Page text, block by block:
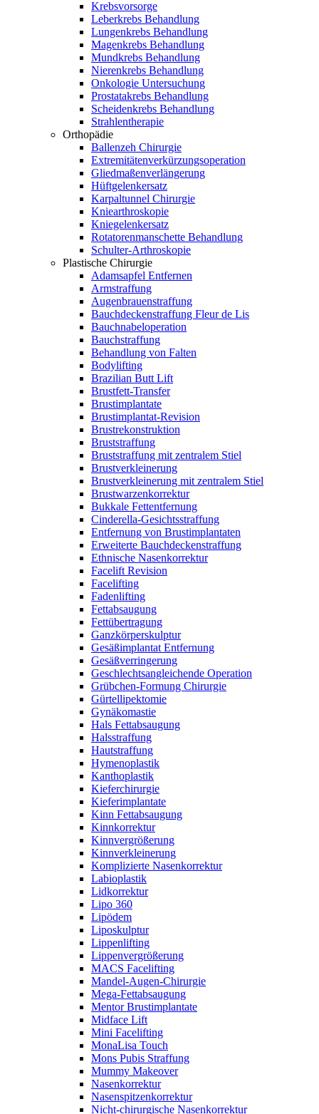
Krebsvorsorge
Leberkrebs Behandlung
Lungenkrebs Behandlung
Magenkrebs Behandlung
Mundkrebs Behandlung
Nierenkrebs Behandlung
Onkologie Untersuchung
Prostatakrebs Behandlung
Scheidenkrebs Behandlung
Strahlentherapie
Orthopädie
Ballenzeh Chirurgie
Extremitätenverkürzungsoperation
Gliedmaßenverlängerung
Hüftgelenkersatz
Karpaltunnel Chirurgie
Kniearthroskopie
Kniegelenkersatz
Rotatorenmanschette Behandlung
Schulter-Arthroskopie
Plastische Chirurgie
Adamsapfel Entfernen
Armstraffung
Augenbrauenstraffung
Bauchdeckenstraffung Fleur de Lis
Bauchnabeloperation
Bauchstraffung
Behandlung von Falten
Bodylifting
Brazilian Butt Lift
Brustfett-Transfer
Brustimplantate
Brustimplantat-Revision
Brustrekonstruktion
Bruststraffung
Bruststraffung mit zentralem Stiel
Brustverkleinerung
Brustverkleinerung mit zentralem Stiel
Brustwarzenkorrektur
Bukkale Fettentfernung
Cinderella-Gesichtsstraffung
Entfernung von Brustimplantaten
Erweiterte Bauchdeckenstraffung
Ethnische Nasenkorrektur
Facelift Revision
Facelifting
Fadenlifting
Fettabsaugung
Fettübertragung
Ganzkörperskulptur
Gesäßimplantat Entfernung
Gesäßverringerung
Geschlechtsangleichende Operation
Grübchen-Formung Chirurgie
Gürtellipektomie
Gynäkomastie
Hals Fettabsaugung
Halsstraffung
Hautstraffung
Hymenoplastik
Kanthoplastik
Kieferchirurgie
Kieferimplantate
Kinn Fettabsaugung
Kinnkorrektur
Kinnvergrößerung
Kinnverkleinerung
Komplizierte Nasenkorrektur
Labioplastik
Lidkorrektur
Lipo 360
Lipödem
Liposkulptur
Lippenlifting
Lippenvergrößerung
MACS Facelifting
Mandel-Augen-Chirurgie
Mega-Fettabsaugung
Mentor Brustimplantate
Midface Lift
Mini Facelifting
MonaLisa Touch
Mons Pubis Straffung
Mummy Makeover
Nasenkorrektur
Nasenspitzenkorrektur
Nicht-chirurgische Nasenkorrektur